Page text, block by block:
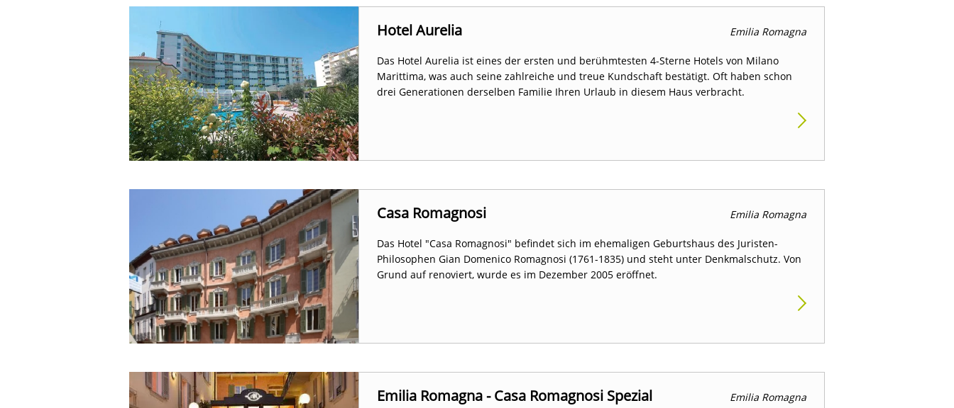
Emilia Romagna
Hotel Aurelia
Das Hotel Aurelia ist eines der ersten und berühmtesten 4-Sterne Hotels von Milano
Marittima, was auch seine zahlreiche und treue Kundschaft bestätigt. Oft haben schon
drei Generationen derselben Familie Ihren Urlaub in diesem Haus verbracht.
Emilia Romagna
Casa Romagnosi
Das Hotel "Casa Romagnosi" befindet sich im ehemaligen Geburtshaus des Juristen-
Philosophen Gian Domenico Romagnosi (1761-1835) und steht unter Denkmalschutz. Von
Grund auf renoviert, wurde es im Dezember 2005 eröffnet.
Emilia Romagna
Emilia Romagna - Casa Romagnosi Spezial